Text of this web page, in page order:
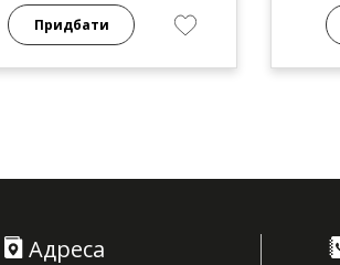
Придбати
Адреса